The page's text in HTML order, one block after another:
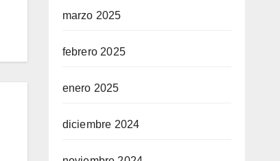
marzo 2025
febrero 2025
enero 2025
diciembre 2024